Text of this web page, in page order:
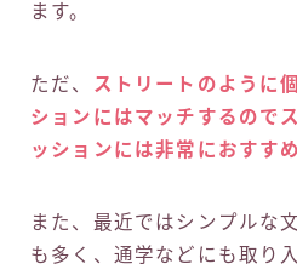
ます。
ただ、
ストリートのように
ションにはマッチするので
ッションには非常におすすめ
また、最近ではシンプルな
も多く、通学などにも取り